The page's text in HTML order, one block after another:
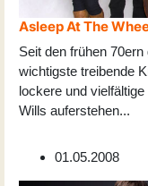
Asleep At The
Seit den frühen
wichtigste treibende
lockere und
Wills auferstehen...
01.05.2008